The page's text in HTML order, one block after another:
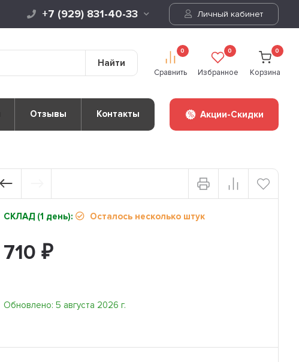
+7 (929) 831-40-33 Личный кабинет
Найти
0
Сравнить
0
Избранное
0
Корзина
Отзывы Контакты Акции-Скидки
СКЛАД (1 день): Осталось несколько штук
710 ₽
Обновлено: 5 августа 2026 г.